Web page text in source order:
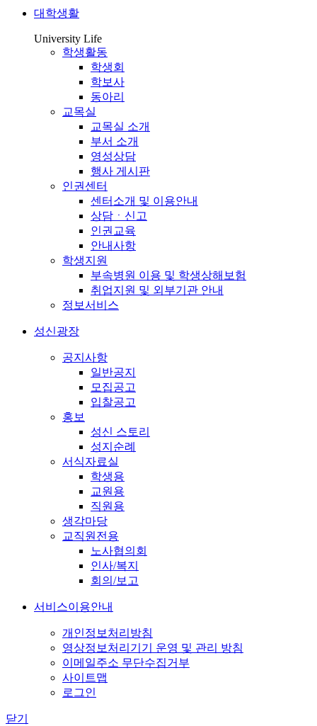
대학생활
University Life
학생활동
학생회
학보사
동아리
교목실
교목실 소개
부서 소개
영성상담
행사 게시판
인권센터
센터소개 및 이용안내
상담ㆍ신고
인권교육
안내사항
학생지원
부속병원 이용 및 학생상해보험
취업지원 및 외부기관 안내
정보서비스
성신광장
공지사항
일반공지
모집공고
입찰공고
홍보
성신 스토리
성지순례
서식자료실
학생용
교원용
직원용
생각마당
교직원전용
노사협의회
인사/복지
회의/보고
서비스이용안내
개인정보처리방침
영상정보처리기기 운영 및 관리 방침
이메일주소 무단수집거부
사이트맵
로그인
닫기